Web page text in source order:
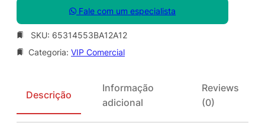
Fale com um especialista
SKU: 65314553BA12A12
Categoria: VIP Comercial
Descrição
Informação
adicional
Reviews
(0)